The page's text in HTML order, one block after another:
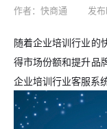
作者：快商通 发
随着企业培训行业的
得市场份额和提升品
企业培训行业客服系